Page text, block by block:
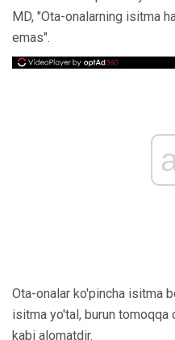
MD, "Ota-onalarning isitma
emas".
Ota-onalar ko'pincha isitma
isitma yo'tal, burun
kabi alomatdir.